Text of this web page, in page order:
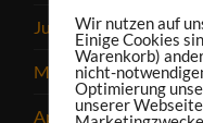
Juni 2023
Mai 2023
April 2023
Wir nutzen auf
Einige Cookies
Warenkorb)
nicht-
Optimierung
unserer